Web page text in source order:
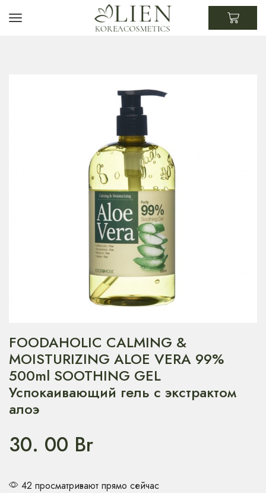
FOODAHOLIC CALMING &
MOISTURIZING ALOE VERA 99%
500ml SOOTHING GEL
Успокаивающий гель с экстрактом
алоэ
30. 00 Br
42 просматривают прямо сейчас